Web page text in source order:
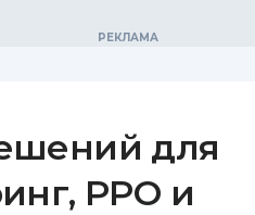
для
РРО и